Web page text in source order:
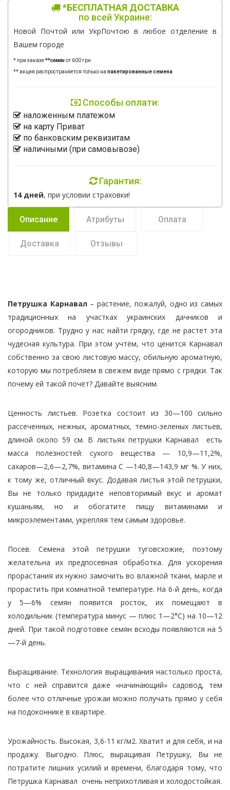
*БЕСПЛАТНАЯ ДОСТАВКА
по всей Украине:
Новой Почтой или УкрПочтою в любое отделение в
Вашем городе
* при заказе**семянот 600 грн
** акция распространяется только на пакетированные семена
Способы оплати:
наложенным платежом
на карту Приват
по банковским реквизитам
наличными (при самовывозе)
Гарантия:
14 дней, при условии страховки!
Описание Атрибуты Оплата
Доставка Отзывы
Петрушка Карнавал – растение, пожалуй, одно из самых
традиционных на участках украинских дачников и
огородников. Трудно у нас найти грядку, где не растет эта
чудесная культура. При этом учтём, что ценится Карнавал
собственно за свою листовую массу, обильную ароматную,
которую мы потребляем в свежем виде прямо с грядки. Так
почему ей такой почёт? Давайте выясним.
Ценность листьев. Розетка состоит из 30—100 сильно
рассеченных, нежных, ароматных, темно-зеленых листьев,
длиной около 59 см. В листьях петрушки Карнавал есть
масса полезностей: сухого вещества — 10,9—11,2%,
сахаров—2,6—2,7%, витамина С —140,8—143,9 мг %. У них,
к тому же, отличный вкус. Додавая листья этой петрушки,
Вы не только придадите неповторимый вкус и аромат
кушаньям, но и обогатите пищу витаминами и
микроэлементами, укрепляя тем самым здоровье.
Посев. Семена этой петрушки туговсхожие, поэтому
желательна их предпосевная обработка. Для ускорения
прорастания их нужно замочить во влажной ткани, марле и
прорастить при комнатной температуре. На 6-й день, когда
у 5—6% семян появится росток, их помещают в
холодильник (температура минус — плюс 1—2°С) на 10—12
дней. При такой подготовке семян всходы появляются на 5
—7-й день.
Выращивание. Технология выращивания настолько проста,
что с ней справится даже «начинающий» садовод, тем
более что отличные урожаи можно получать прямо у себя
на подоконнике в квартире.
Урожайность. Высокая, 3,6-11 кг/м2. Хватит и для себя, и на
продажу. Выгодно. Плюс, выращивая Петрушку, Вы не
потратите лишних усилий и времени, благодаря тому, что
Петрушка Карнавал очень неприхотливая и холодостойкая.